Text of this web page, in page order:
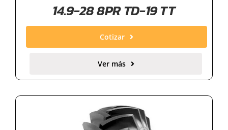
14.9-28 8PR TD-19 TT
Cotizar
Ver más